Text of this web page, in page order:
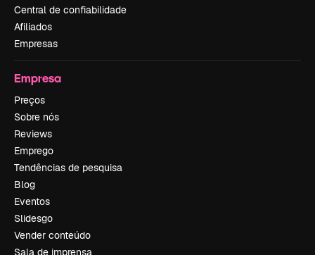
Central de confiabilidade
Afiliados
Empresas
Empresa
Preços
Sobre nós
Reviews
Emprego
Tendências de pesquisa
Blog
Eventos
Slidesgo
Vender conteúdo
Sala de imprensa